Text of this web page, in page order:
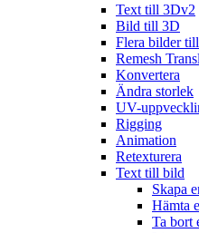
Text till 3Dv2
Bild till 3D
Flera bilder
Remesh
Konvertera
Ändra storlek
UV-
Rigging
Animation
Retexturera
Text till bild
Skapa
Hämta
Ta bort